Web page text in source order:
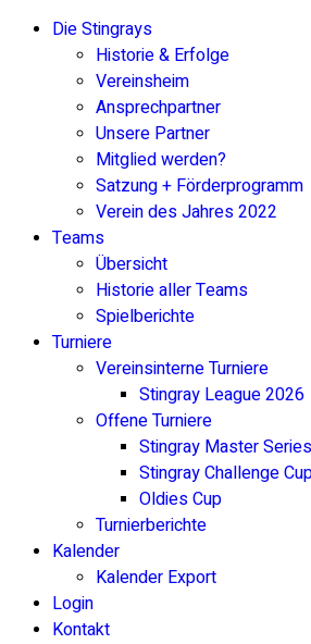
Die Stingrays
Historie & Erfolge
Vereinsheim
Ansprechpartner
Unsere Partner
Mitglied werden?
Satzung + Förderprogramm
Verein des Jahres 2022
Teams
Übersicht
Historie aller Teams
Spielberichte
Turniere
Vereinsinterne Turniere
Stingray League 2026
Offene Turniere
Stingray Master Series
Stingray Challenge
Oldies Cup
Turnierberichte
Kalender
Kalender Export
Login
Kontakt